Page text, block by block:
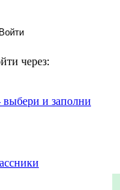
через:
выбери и заполни